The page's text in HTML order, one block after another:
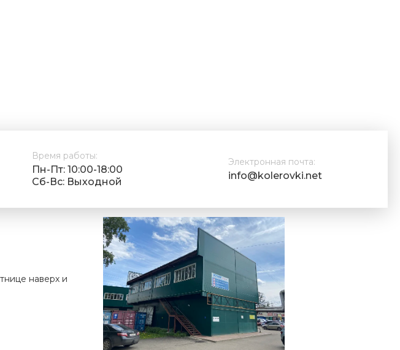
Время работы:
Пн-Пт: 10:00-18:00
Cб-Вс: Выходной
Электронная почта:
info@kolerovki.net
наверх и